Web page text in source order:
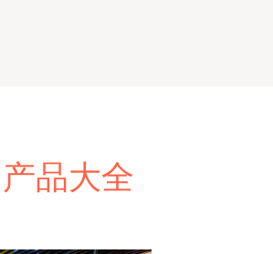
产品大全